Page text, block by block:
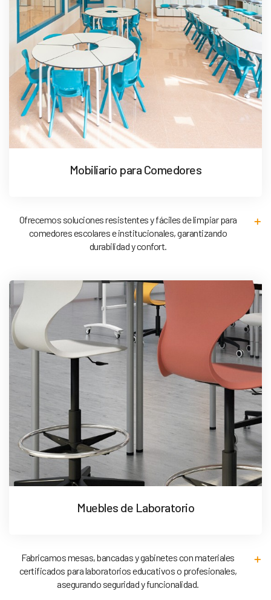
Mobiliario para Comedores
Ofrecemos soluciones resistentes y fáciles de limpiar para
comedores escolares e institucionales, garantizando
durabilidad y confort.
Muebles de Laboratorio
Fabricamos mesas, bancadas y gabinetes con materiales
certificados para laboratorios educativos o profesionales,
asegurando seguridad y funcionalidad.